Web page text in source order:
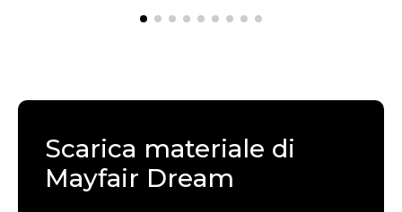
Scarica materiale di
Mayfair Dream